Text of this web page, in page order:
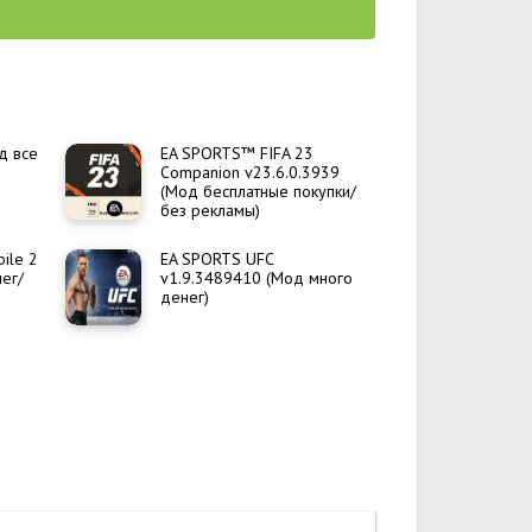
все
EA SPORTS™ FIFA 23
Companion v23.6.0.3939
(Мод бесплатные покупки/
без рекламы)
2
EA SPORTS UFC
v1.9.3489410 (Мод много
денег)